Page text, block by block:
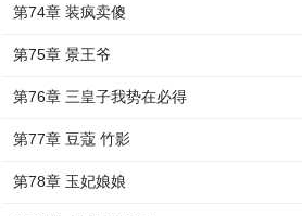
第74章 装疯卖傻
第75章 景王爷
第76章 三皇子我势在必得
第77章 豆蔻 竹影
第78章 玉妃娘娘